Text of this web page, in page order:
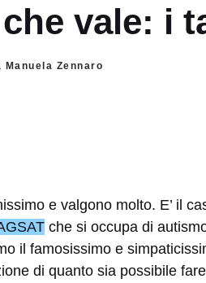
vale: i
Zennaro
e valgono molto. E’ il
che si occupa di
il famosissimo e
di quanto sia possibile